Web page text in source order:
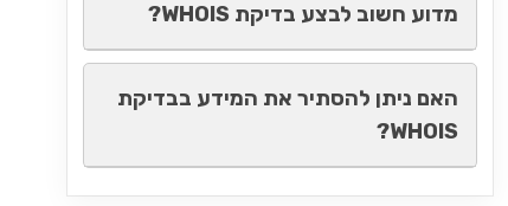
מדוע חשוב לבצע בדיקת WHOIS?
האם ניתן להסתיר את המידע בבדיקת
WHOIS?